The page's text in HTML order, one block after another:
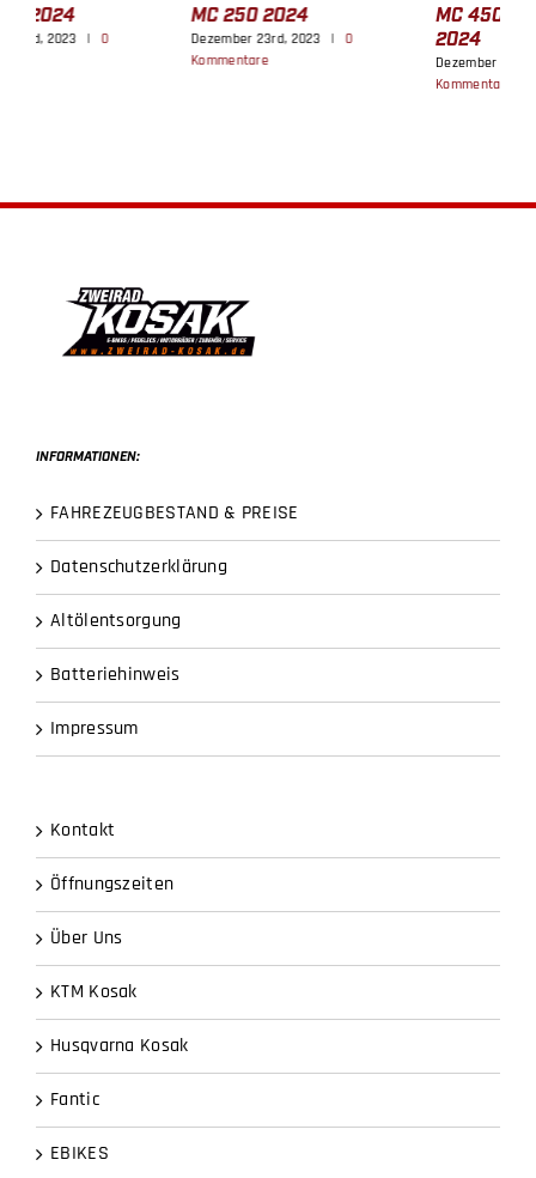
MC 250 2024
Dezember 23rd, 2023
0
MC 450F Factory Edition
2024
0
INFORMATIONEN:
FAHREZEUGBESTAND & PREISE
Datenschutzerklärung
Altölentsorgung
Batteriehinweis
Impressum
Kontakt
Öffnungszeiten
Über Uns
KTM Kosak
Husqvarna Kosak
Fantic
EBIKES